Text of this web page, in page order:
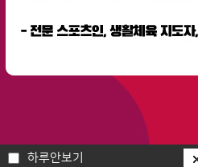
하루안보기
생활체육학과 야외 스포츠 워크숍
취업정보